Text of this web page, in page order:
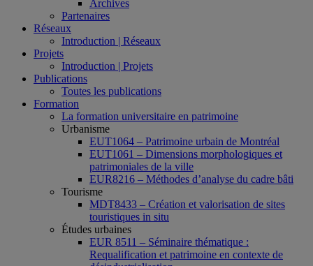
Archives
Partenaires
Réseaux
Introduction | Réseaux
Projets
Introduction | Projets
Publications
Toutes les publications
Formation
La formation universitaire en patrimoine
Urbanisme
EUT1064 – Patrimoine urbain de Montréal
EUT1061 – Dimensions morphologiques et
patrimoniales de la ville
EUR8216 – Méthodes d’analyse du cadre bâti
Tourisme
MDT8433 – Création et valorisation de sites
touristiques in situ
Études urbaines
EUR 8511 – Séminaire thématique :
Requalification et patrimoine en contexte de